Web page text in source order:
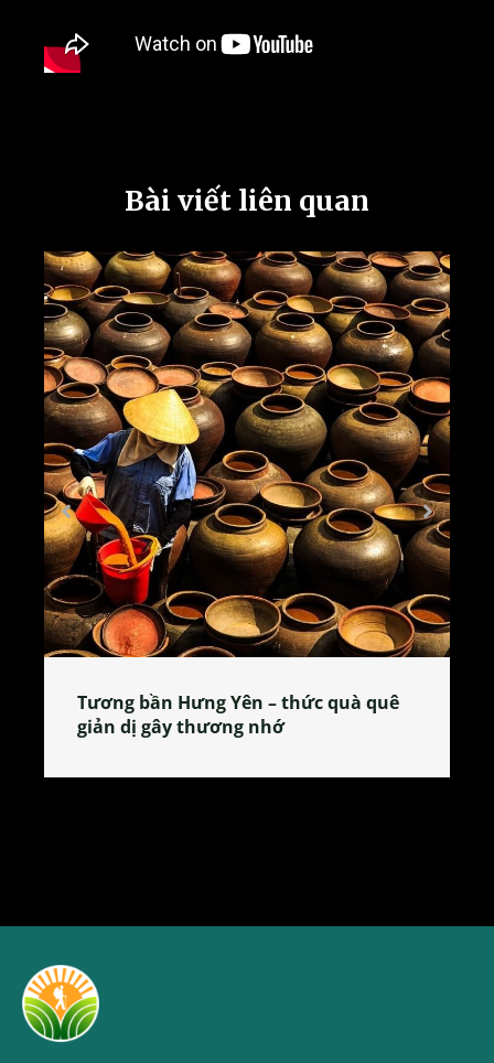
Bài viết liên quan
Tương bần Hưng Yên – thức quà quê
giản dị gây thương nhớ